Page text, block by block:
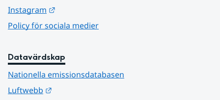
Instagram
Policy för sociala medier
Datavärdskap
Nationella emissionsdatabasen
Luftwebb